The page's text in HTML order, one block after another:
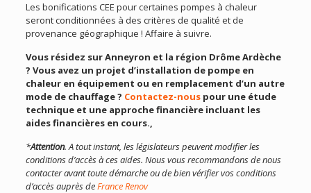
Les bonifications CEE pour certaines pompes à chaleur
seront conditionnées à des critères de qualité et de
provenance géographique ! Affaire à suivre.
Vous résidez sur Anneyron et la région Drôme Ardèche
? Vous avez un projet d’installation de pompe en
chaleur en équipement ou en remplacement d’un autre
mode de chauffage ? Contactez-nouspour une étude
technique et une approche financière incluant les
aides financières en cours.,
*Attention. A tout instant, les législateurs peuvent modifier les
conditions d’accès à ces aides. Nous vous recommandons de nous
contacter avant toute démarche ou de bien vérifier vos conditions
d’accès auprès deFrance Renov